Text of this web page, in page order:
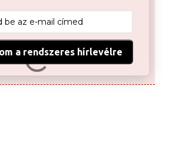
a rendszeres hírlevélre